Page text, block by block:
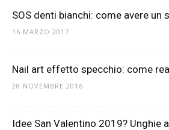
SOS denti bianchi: come avere
16 MARZO 2017
Nail art effetto specchio: come
28 NOVEMBRE 2016
Idee San Valentino 2019? Unghie